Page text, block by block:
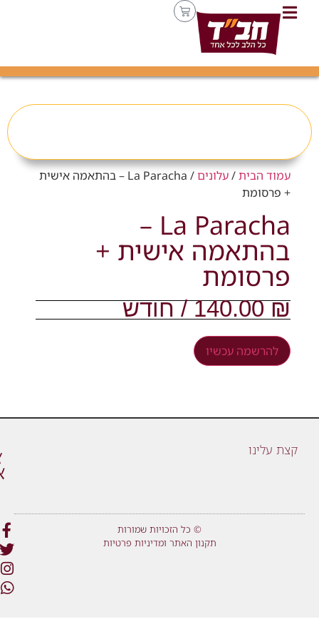
עמוד הבית/עלונים
/ La Paracha – בהתאמה אישית
+ פרסומת
La Paracha –
בהתאמה אישית +
פרסומת
140.00₪ / חודש
להרשמה עכשיו
קצת עלינו
© כל הזכויות שמורות
תקנון האתר ומדיניות פרטיות